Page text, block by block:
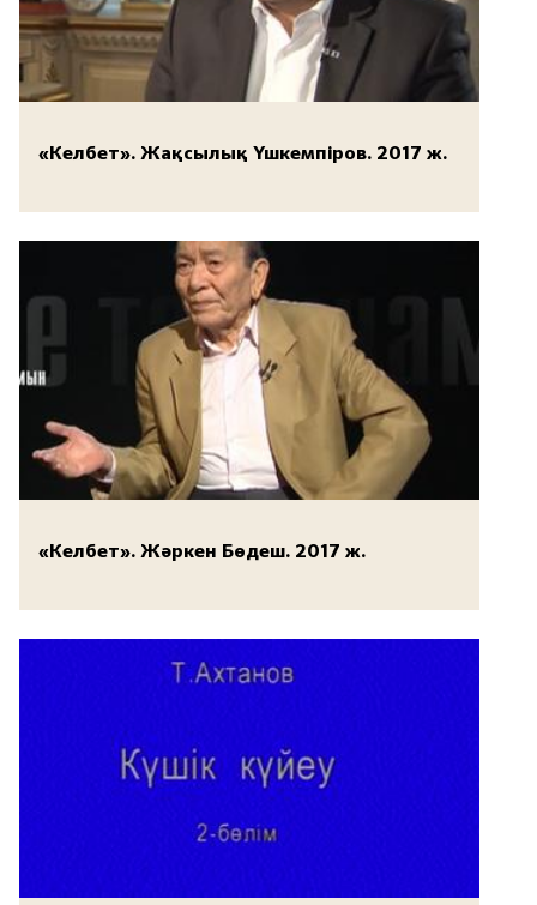
«Келбет». Жақсылық Үшкемпіров. 2017 ж.
«Келбет». Жәркен Бөдеш. 2017 ж.